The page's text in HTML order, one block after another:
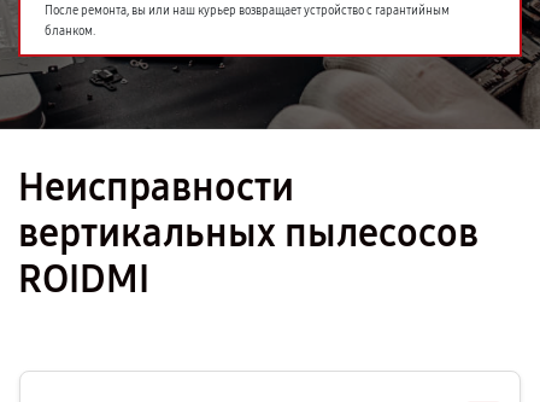
После ремонта, вы или наш курьер возвращает устройство с гарантийным
бланком.
Неисправности
вертикальных пылесосов
ROIDMI